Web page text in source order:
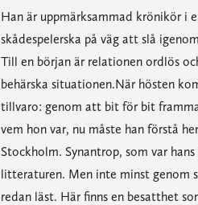
Han är uppmärksammad krönikör i
skådespelerska på väg att slå
Till en början är relationen ordlös
behärska situationen.När hösten
tillvaro: genom att bit för bit
vem hon var, nu måste han förstå
Stockholm. Synantrop, som var
litteraturen. Men inte minst genom
redan läst. Här finns en besatthet